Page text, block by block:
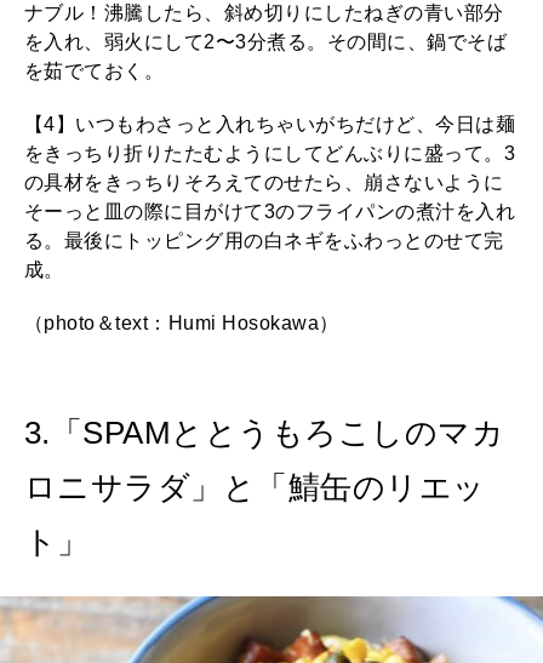
ナブル！沸騰したら、斜め切りにしたねぎの青い部分
を入れ、弱火にして2〜3分煮る。その間に、鍋でそば
を茹でておく。
【4】いつもわさっと入れちゃいがちだけど、今日は麺
をきっちり折りたたむようにしてどんぶりに盛って。3
の具材をきっちりそろえてのせたら、崩さないように
そーっと皿の際に目がけて3のフライパンの煮汁を入れ
る。最後にトッピング用の白ネギをふわっとのせて完
成。
（photo＆text：Humi Hosokawa）
3.「SPAMととうもろこしのマカ
ロニサラダ」と「鯖缶のリエッ
ト」